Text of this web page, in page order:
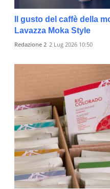
Il gusto del caffè della
Lavazza Moka Style
Redazione 2 2 Lug 2026 10:50